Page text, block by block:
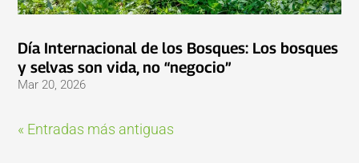
Día Internacional de los Bosques: Los bosques
y selvas son vida, no “negocio”
Mar 20, 2026
« Entradas más antiguas